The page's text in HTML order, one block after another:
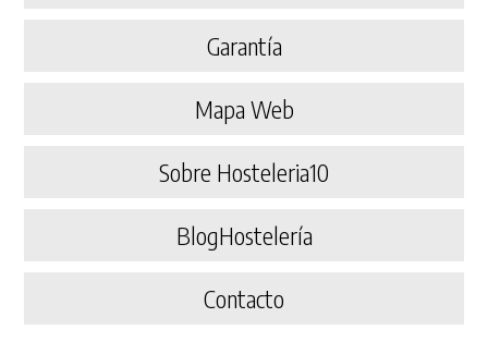
Garantía
Mapa Web
Sobre Hosteleria10
BlogHostelería
Contacto